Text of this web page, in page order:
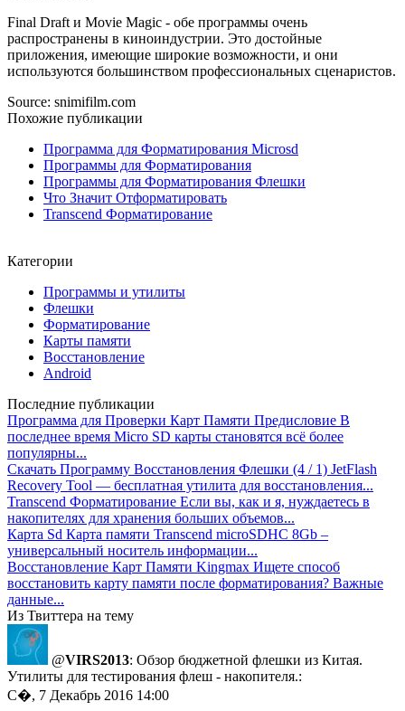
Final Draft и Movie Magic - обе программы очень
распространены в киноиндустрии. Это достойные
приложения, имеющие широкие возможности, и они
используются большинством профессиональных сценаристов.
Source: snimifilm.com
Похожие публикации
Программа для Форматирования Microsd
Программы для Форматирования
Программы для Форматирования Флешки
Что Значит Отформатировать
Transcend Форматирование
Категории
Программы и утилиты
Флешки
Форматирование
Карты памяти
Восстановление
Android
Последние публикации
Программа для Проверки Карт Памяти Предисловие В
последнее время Micro SD карты становятся всё более
популярны...
Скачать Программу Восстановления Флешки (4 / 1) JetFlash
Recovery Tool — бесплатная утилита для восстановления...
Transcend Форматирование Если вы, как и я, нуждаетесь в
накопителях для хранения больших объемов...
Карта Sd Карта памяти Transcend microSDHC 8Gb –
универсальный носитель информации...
Восстановление Карт Памяти Kingmax Ищете способ
восстановить карту памяти после форматирования? Важные
данные...
Из Твиттера на тему
@VIRS2013: Обзор бюджетной флешки из Китая.
Утилиты для тестирования флеш - накопителя.:
С�, 7 Декабрь 2016 14:00